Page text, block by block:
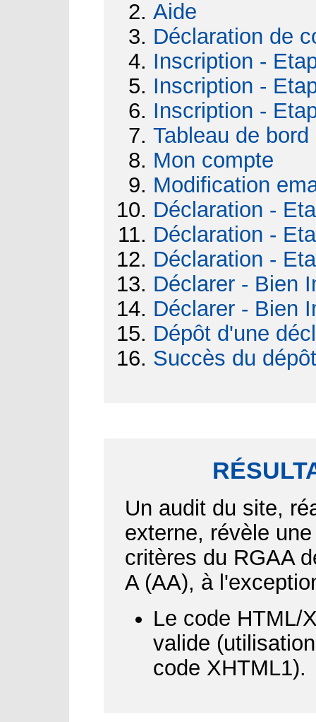
Aide
Déclaration de
Inscription -
Inscription -
Inscription -
Tableau de bord
Mon compte
Modification
Déclaration -
Déclaration -
Déclaration -
Déclarer - Bien
Déclarer - Bien
Dépôt d'une
Succès du
Un audit du site,
externe, révèle
critères du RGAA
A (AA), à
Le code HTML/
valide
code XHTML1).